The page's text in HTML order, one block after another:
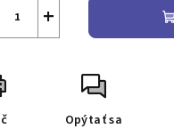
+
Opýtať sa